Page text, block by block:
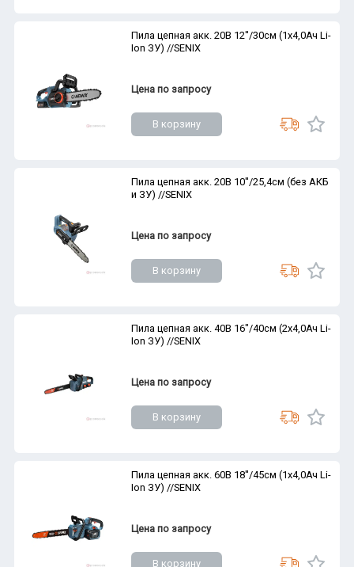
Пила цепная акк. 20В 12''/30см (1х4,0Ач Li-
Ion ЗУ) //SENIX
Цена по запросу
В корзину
Пила цепная акк. 20В 10''/25,4см (без АКБ
и ЗУ) //SENIX
Цена по запросу
В корзину
Пила цепная акк. 40В 16"/40см (2х4,0Ач Li-
Ion ЗУ) //SENIX
Цена по запросу
В корзину
Пила цепная акк. 60В 18''/45см (1х4,0Ач Li-
Ion ЗУ) //SENIX
Цена по запросу
В корзину